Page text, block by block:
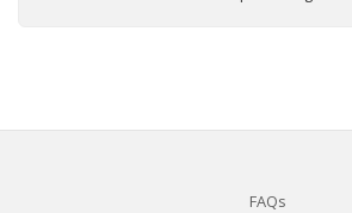
FAQs